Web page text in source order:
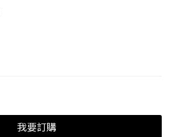
我要訂購